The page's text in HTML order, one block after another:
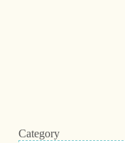
Category